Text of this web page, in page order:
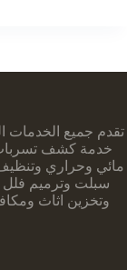
تقدم جميع الخدمات
خدمة كشف
مائي وحراري
سبلت وترميم
وتخزين اثاث